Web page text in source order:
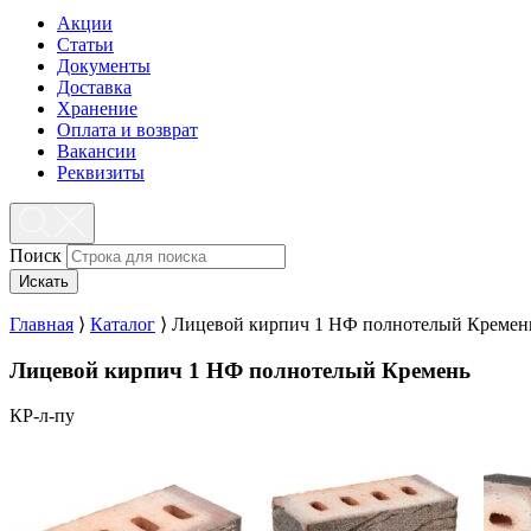
Акции
Статьи
Документы
Доставка
Хранение
Оплата и возврат
Вакансии
Реквизиты
Поиск
Искать
Главная ⟩ Каталог ⟩ Лицевой кирпич 1 НФ полнотелый
Лицевой кирпич 1 НФ полнотелый Кремень
КР-л-пу